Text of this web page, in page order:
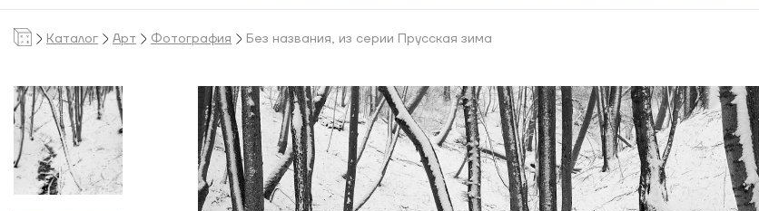
Каталог Арт Фотография Без названия, из серии Прусская зима